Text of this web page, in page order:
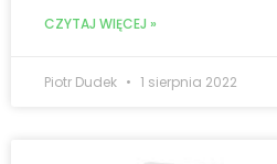
CZYTAJ WIĘCEJ »
Piotr Dudek 1 sierpnia 2022